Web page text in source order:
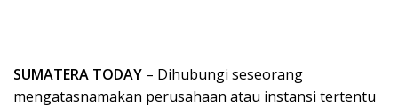
SUMATERA TODAY – Dihubungi seseorang
mengatasnamakan perusahaan atau instansi tertentu